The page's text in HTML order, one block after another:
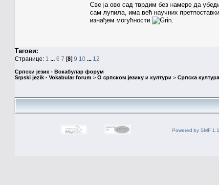
Све ја ово сад тврдим без намере да
сам лупила, има већ научних
изнађем могућности
Тагови:
Странице: 1 ... 6 7 [8] 9 10 ... 12
Српски језик - Вокабулар форум
Srpski jezik - Vokabular forum > О српском језику и култури > Српска
Powered by SMF